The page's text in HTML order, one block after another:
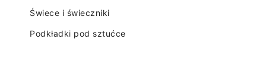
Świece i świeczniki
Podkładki pod sztućce